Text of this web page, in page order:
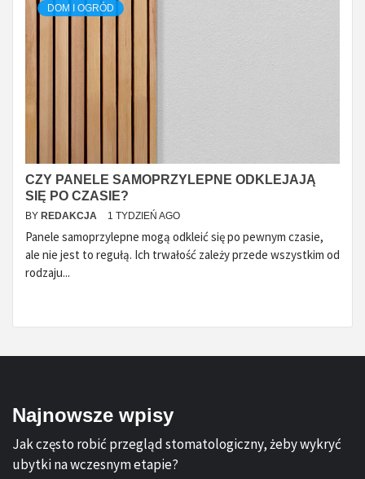
DOM I OGRÓD
CZY PANELE SAMOPRZYLEPNE ODKLEJAJĄ
SIĘ PO CZASIE?
BY REDAKCJA 1 TYDZIEŃ AGO
Panele samoprzylepne mogą odkleić się po pewnym czasie,
ale nie jest to regułą. Ich trwałość zależy przede wszystkim od
rodzaju...
Najnowsze wpisy
Jak często robić przegląd stomatologiczny, żeby wykryć
ubytki na wczesnym etapie?